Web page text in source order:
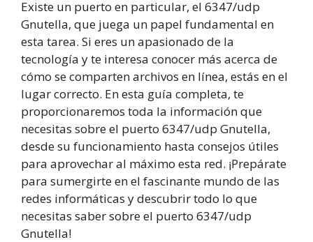
Existe un puerto en particular, el 6347/udp
Gnutella, que juega un papel fundamental en
esta tarea. Si eres un apasionado de la
tecnología y te interesa conocer más acerca de
cómo se comparten archivos en línea, estás en el
lugar correcto. En esta guía completa, te
proporcionaremos toda la información que
necesitas sobre el puerto 6347/udp Gnutella,
desde su funcionamiento hasta consejos útiles
para aprovechar al máximo esta red. ¡Prepárate
para sumergirte en el fascinante mundo de las
redes informáticas y descubrir todo lo que
necesitas saber sobre el puerto 6347/udp
Gnutella!